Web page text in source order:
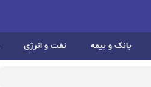
بانک و بیمه نفت و انرژی